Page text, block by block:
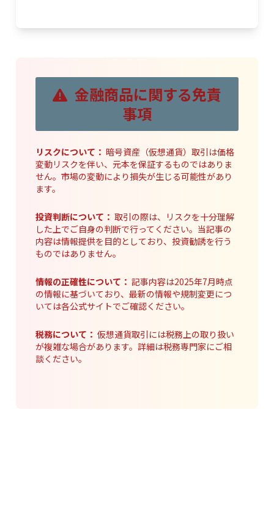
金融商品に関する免責
事項
リスクについて： 暗号資産（仮想通貨）取引は価格
変動リスクを伴い、元本を保証するものではありま
せん。市場の変動により損失が生じる可能性があり
ます。
投資判断について： 取引の際は、リスクを十分理解
した上でご自身の判断で行ってください。当記事の
内容は情報提供を目的としており、投資勧誘を行う
ものではありません。
情報の正確性について： 記事内容は2025年7月時点
の情報に基づいており、最新の情報や規制変更につ
いては各公式サイトでご確認ください。
税務について： 仮想通貨取引には税務上の取り扱い
が複雑な場合があります。詳細は税務専門家にご相
談ください。